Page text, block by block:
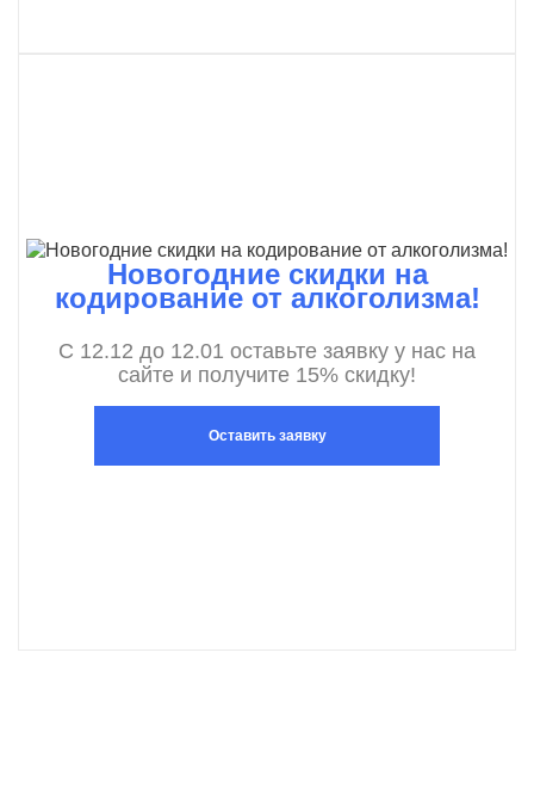
Новогодние скидки на
кодирование от алкоголизма!
С 12.12 до 12.01 оставьте заявку у нас на
сайте и получите 15% скидку!
Оставить заявку